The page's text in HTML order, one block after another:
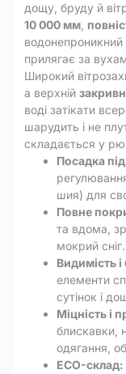
дощу, бруду й
10 000 мм
водонепроникний
прилягає за
Широкий
а верхній
воді затікати
шарудить і не
складається у
Посадка
шия) для
Повне
та вдома,
мокрий сніг.
Видимість
елементи
сутінок і
Міцність і
блискавки,
одягання,
ECO-склад: